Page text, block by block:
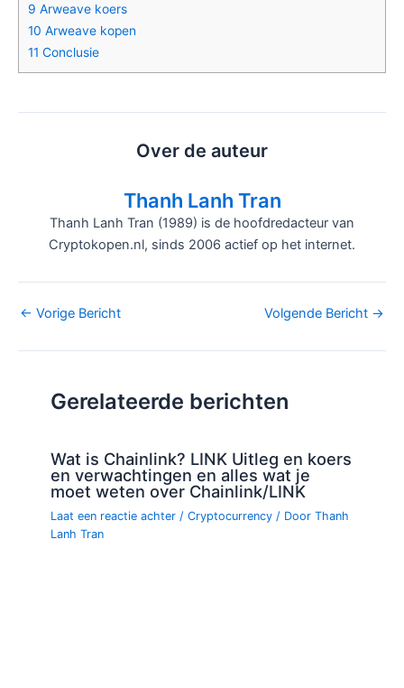
9 Arweave koers
10 Arweave kopen
11 Conclusie
Over de auteur
Thanh Lanh Tran
Thanh Lanh Tran (1989) is de hoofdredacteur van
Cryptokopen.nl, sinds 2006 actief op het internet.
Bericht
← Vorige Bericht Volgende Bericht →
Gerelateerde berichten
Wat is Chainlink? LINK Uitleg en koers
en verwachtingen en alles wat je
moet weten over Chainlink/LINK
Laat een reactie achter /Cryptocurrency / DoorThanh
Lanh Tran